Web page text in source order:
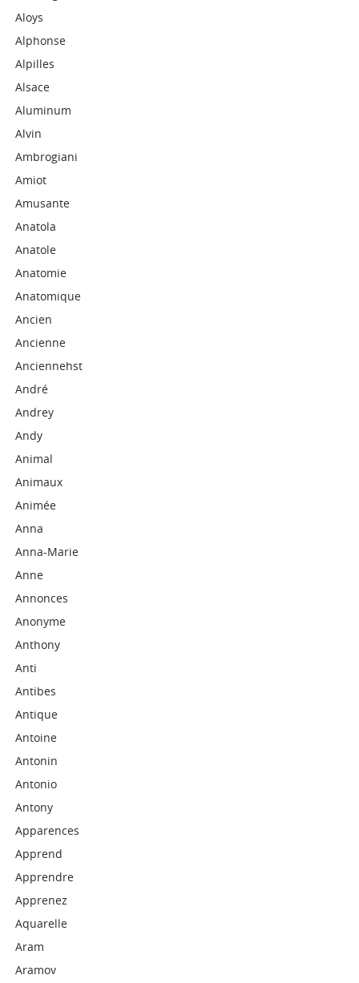
Aloys
Alphonse
Alpilles
Alsace
Aluminum
Alvin
Ambrogiani
Amiot
Amusante
Anatola
Anatole
Anatomie
Anatomique
Ancien
Ancienne
Anciennehst
André
Andrey
Andy
Animal
Animaux
Animée
Anna
Anna-Marie
Anne
Annonces
Anonyme
Anthony
Anti
Antibes
Antique
Antoine
Antonin
Antonio
Antony
Apparences
Apprend
Apprendre
Apprenez
Aquarelle
Aram
Aramov